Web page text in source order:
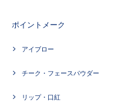
ポイントメーク
アイブロー
チーク・フェースパウダー
リップ・口紅